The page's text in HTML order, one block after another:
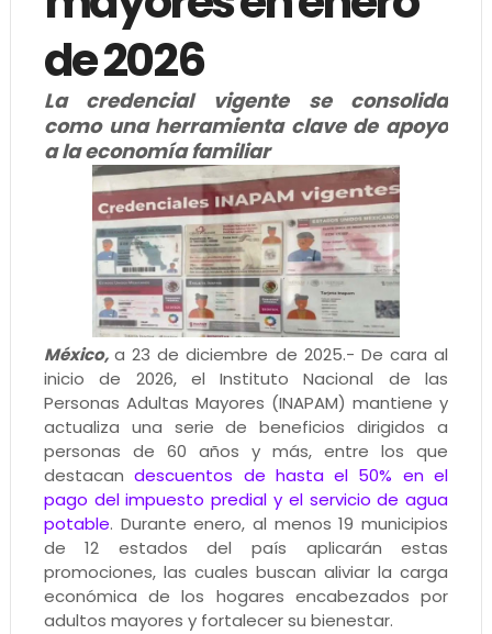
de 2026
La credencial vigente se consolida
como una herramienta clave de apoyo
a la economía familiar
México,a 23 de diciembre de 2025.- De cara al
inicio de 2026, el Instituto Nacional de las
Personas Adultas Mayores (INAPAM) mantiene y
actualiza una serie de beneficios dirigidos a
personas de 60 años y más, entre los que
destacandescuentos de hasta el 50% en el
pago del impuesto predial y el servicio de agua
potable. Durante enero, al menos 19 municipios
de 12 estados del país aplicarán estas
promociones, las cuales buscan aliviar la carga
económica de los hogares encabezados por
adultos mayores y fortalecer su bienestar.